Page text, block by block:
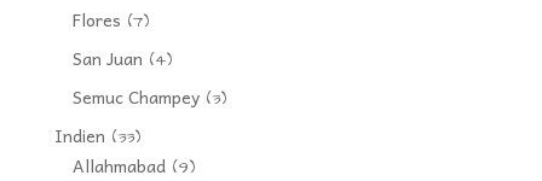
Flores (7)
San Juan (4)
Semuc Champey(3)
Indien (33)
Allahmabad(9)